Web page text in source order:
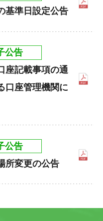
基準日設定公告
公告
座記載事項の通
口座管理機関に
公告
所変更の公告